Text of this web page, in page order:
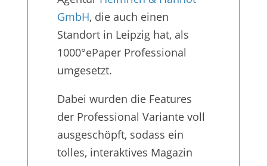
GmbH, die auch einen
Standort in Leipzig hat, als
1000°ePaper Professional
umgesetzt.
Dabei wurden die Features
der Professional Variante voll
ausgeschöpft, sodass ein
tolles, interaktives Magazin